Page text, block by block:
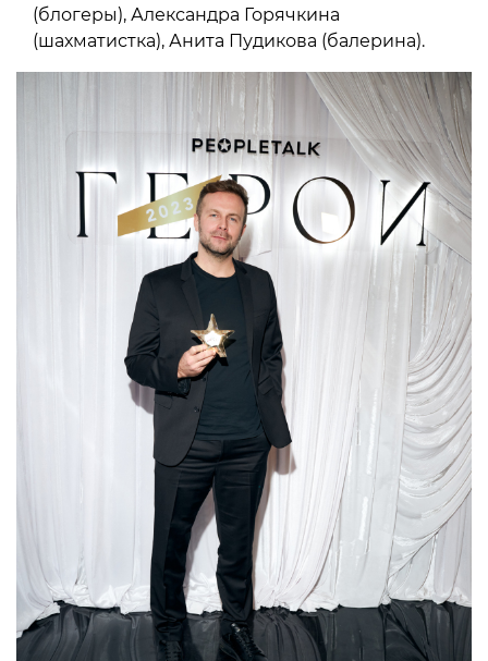
(блогеры), Александра Горячкина
(шахматистка), Анита Пудикова (балерина).